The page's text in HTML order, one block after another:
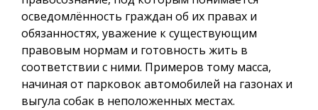
осведомлённость граждан об их правах и
обязанностях, уважение к существующим
правовым нормам и готовность жить в
соответствии с ними. Примеров тому масса,
начиная от парковок автомобилей на газонах и
выгула собак в неположенных местах.